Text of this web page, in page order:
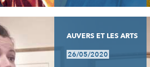
AUVERS ET LES ARTS
26/05/2020